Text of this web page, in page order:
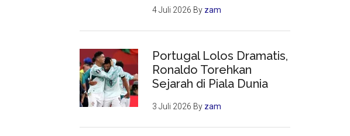
4 Juli 2026 By zam
Portugal Lolos Dramatis,
Ronaldo Torehkan
Sejarah di Piala Dunia
3 Juli 2026 By zam